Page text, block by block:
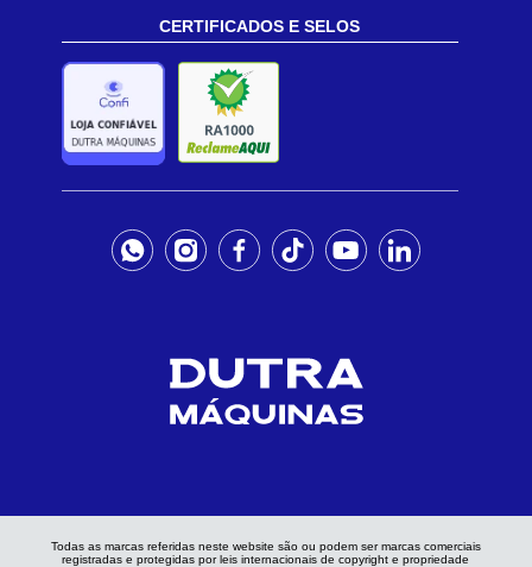
CERTIFICADOS E SELOS
Todas as marcas referidas neste website são ou podem ser marcas comerciais
registradas e protegidas por leis internacionais de copyright e propriedade